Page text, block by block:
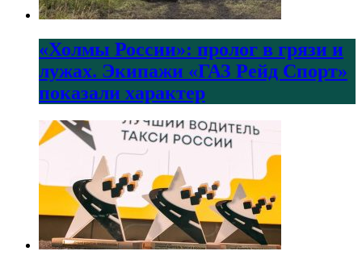
«Холмы России»: пролог в грязи и
лужах. Экипажи «ГАЗ Рейд Спорт»
показали характер